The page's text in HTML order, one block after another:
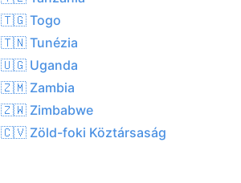
🇹🇬 Togo
🇹🇳 Tunézia
🇺🇬 Uganda
🇿🇲 Zambia
🇿🇼 Zimbabwe
🇨🇻 Zöld-foki Köztársaság